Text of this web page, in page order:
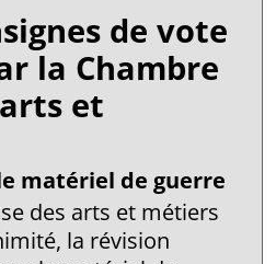
de vote
la Chambre
et
matériel de guerre
des arts et métiers
la révision